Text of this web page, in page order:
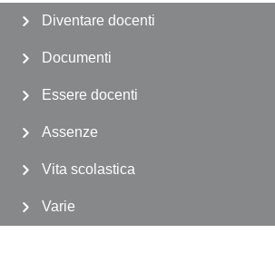
Diventare docenti
Documenti
Essere docenti
Assenze
Vita scolastica
Varie